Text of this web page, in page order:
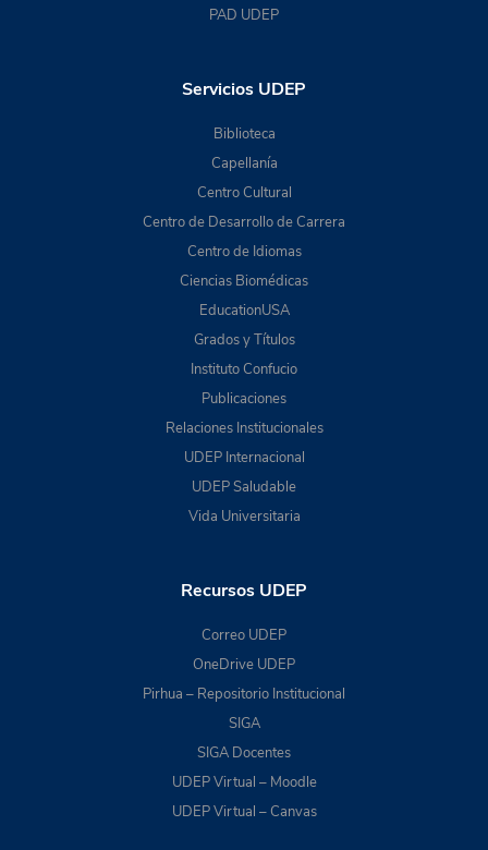
PAD UDEP
Servicios UDEP
Biblioteca
Capellanía
Centro Cultural
Centro de Desarrollo de Carrera
Centro de Idiomas
Ciencias Biomédicas
EducationUSA
Grados y Títulos
Instituto Confucio
Publicaciones
Relaciones Institucionales
UDEP Internacional
UDEP Saludable
Vida Universitaria
Recursos UDEP
Correo UDEP
OneDrive UDEP
Pirhua – Repositorio Institucional
SIGA
SIGA Docentes
UDEP Virtual – Moodle
UDEP Virtual – Canvas